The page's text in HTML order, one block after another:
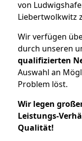
von
Liebertwolkwitz
Wir verfügen
durch unseren
qualifizierten
Auswahl an
Problem löst.
Wir legen
Leistungs-
Qualität!